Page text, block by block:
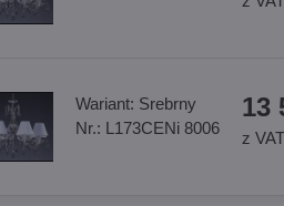
Wariant: Srebrny
Nr.: L173CENi 8006
13
z